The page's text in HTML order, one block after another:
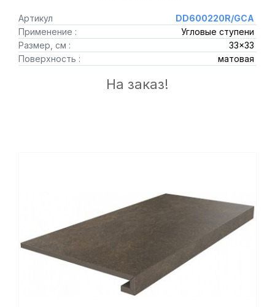
Артикул
DD600220R/GCA
Применение :
Угловые ступени
Размер, см :
33x33
Поверхность :
матовая
На заказ!